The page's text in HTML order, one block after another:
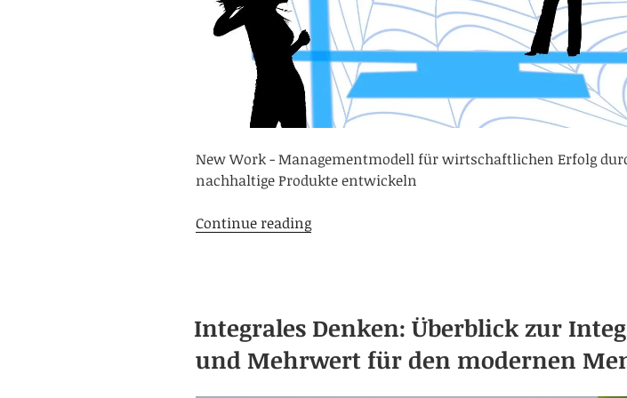
New Work - Managementmodell für wirtschaftlichen Erfolg
nachhaltige Produkte entwickeln
Continue readingNew
integralen
Unternehmenstransformation
Integrales Denken: Überblick zur
und Mehrwert für den modernen